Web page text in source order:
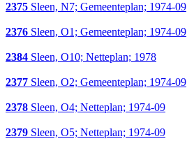
2375 Sleen, N7; Gemeenteplan; 1974-09
2376 Sleen, O1; Gemeenteplan; 1974-09
2384 Sleen, O10; Netteplan; 1978
2377 Sleen, O2; Gemeenteplan; 1974-09
2378 Sleen, O4; Netteplan; 1974-09
2379 Sleen, O5; Netteplan; 1974-09